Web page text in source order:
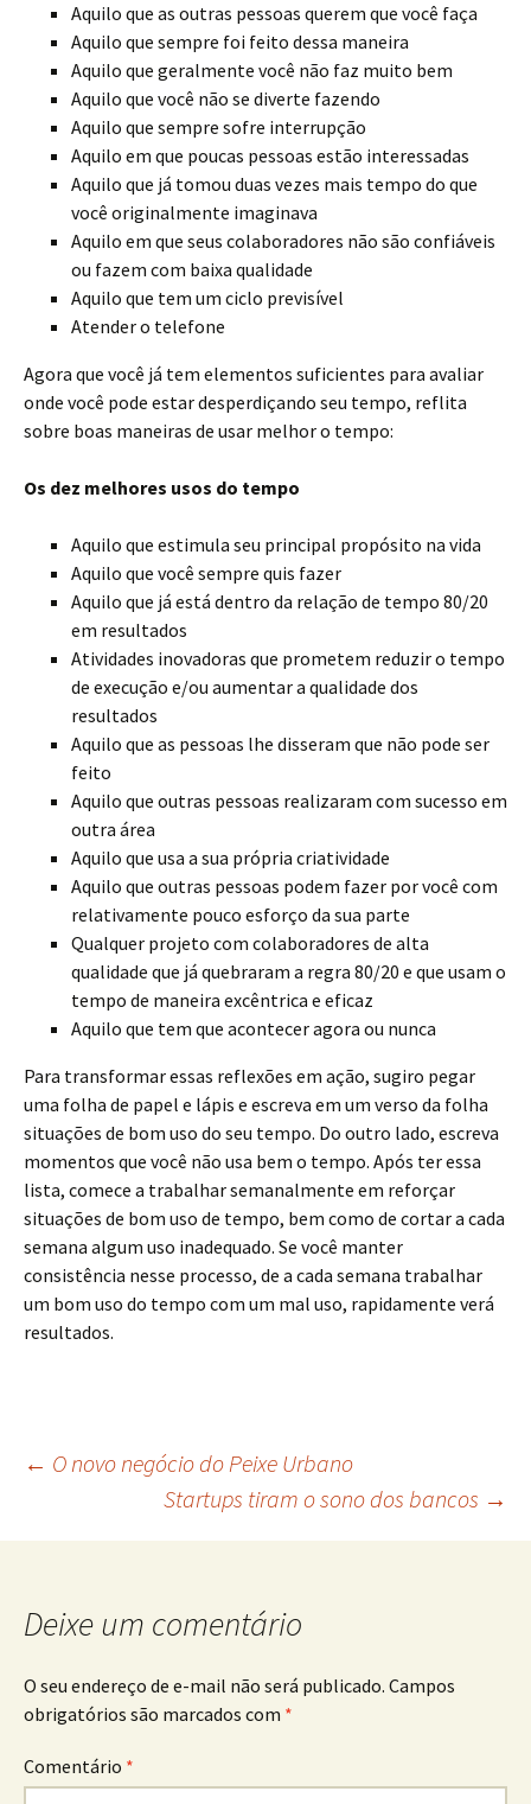
Aquilo que as outras pessoas querem que você faça
Aquilo que sempre foi feito dessa maneira
Aquilo que geralmente você não faz muito bem
Aquilo que você não se diverte fazendo
Aquilo que sempre sofre interrupção
Aquilo em que poucas pessoas estão interessadas
Aquilo que já tomou duas vezes mais tempo do que
você originalmente imaginava
Aquilo em que seus colaboradores não são confiáveis
ou fazem com baixa qualidade
Aquilo que tem um ciclo previsível
Atender o telefone
Agora que você já tem elementos suficientes para avaliar
onde você pode estar desperdiçando seu tempo, reflita
sobre boas maneiras de usar melhor o tempo:
Os dez melhores usos do tempo
Aquilo que estimula seu principal propósito na vida
Aquilo que você sempre quis fazer
Aquilo que já está dentro da relação de tempo 80/20
em resultados
Atividades inovadoras que prometem reduzir o tempo
de execução e/ou aumentar a qualidade dos
resultados
Aquilo que as pessoas lhe disseram que não pode ser
feito
Aquilo que outras pessoas realizaram com sucesso em
outra área
Aquilo que usa a sua própria criatividade
Aquilo que outras pessoas podem fazer por você com
relativamente pouco esforço da sua parte
Qualquer projeto com colaboradores de alta
qualidade que já quebraram a regra 80/20 e que usam o
tempo de maneira excêntrica e eficaz
Aquilo que tem que acontecer agora ou nunca
Para transformar essas reflexões em ação, sugiro pegar
uma folha de papel e lápis e escreva em um verso da folha
situações de bom uso do seu tempo. Do outro lado, escreva
momentos que você não usa bem o tempo. Após ter essa
lista, comece a trabalhar semanalmente em reforçar
situações de bom uso de tempo, bem como de cortar a cada
semana algum uso inadequado. Se você manter
consistência nesse processo, de a cada semana trabalhar
um bom uso do tempo com um mal uso, rapidamente verá
resultados.
Navegação
do
post
← O novo negócio do Peixe Urbano
Startups tiram o sono dos bancos →
Deixe um comentário
O seu endereço de e-mail não será publicado. Campos
obrigatórios são marcados com *
Comentário *